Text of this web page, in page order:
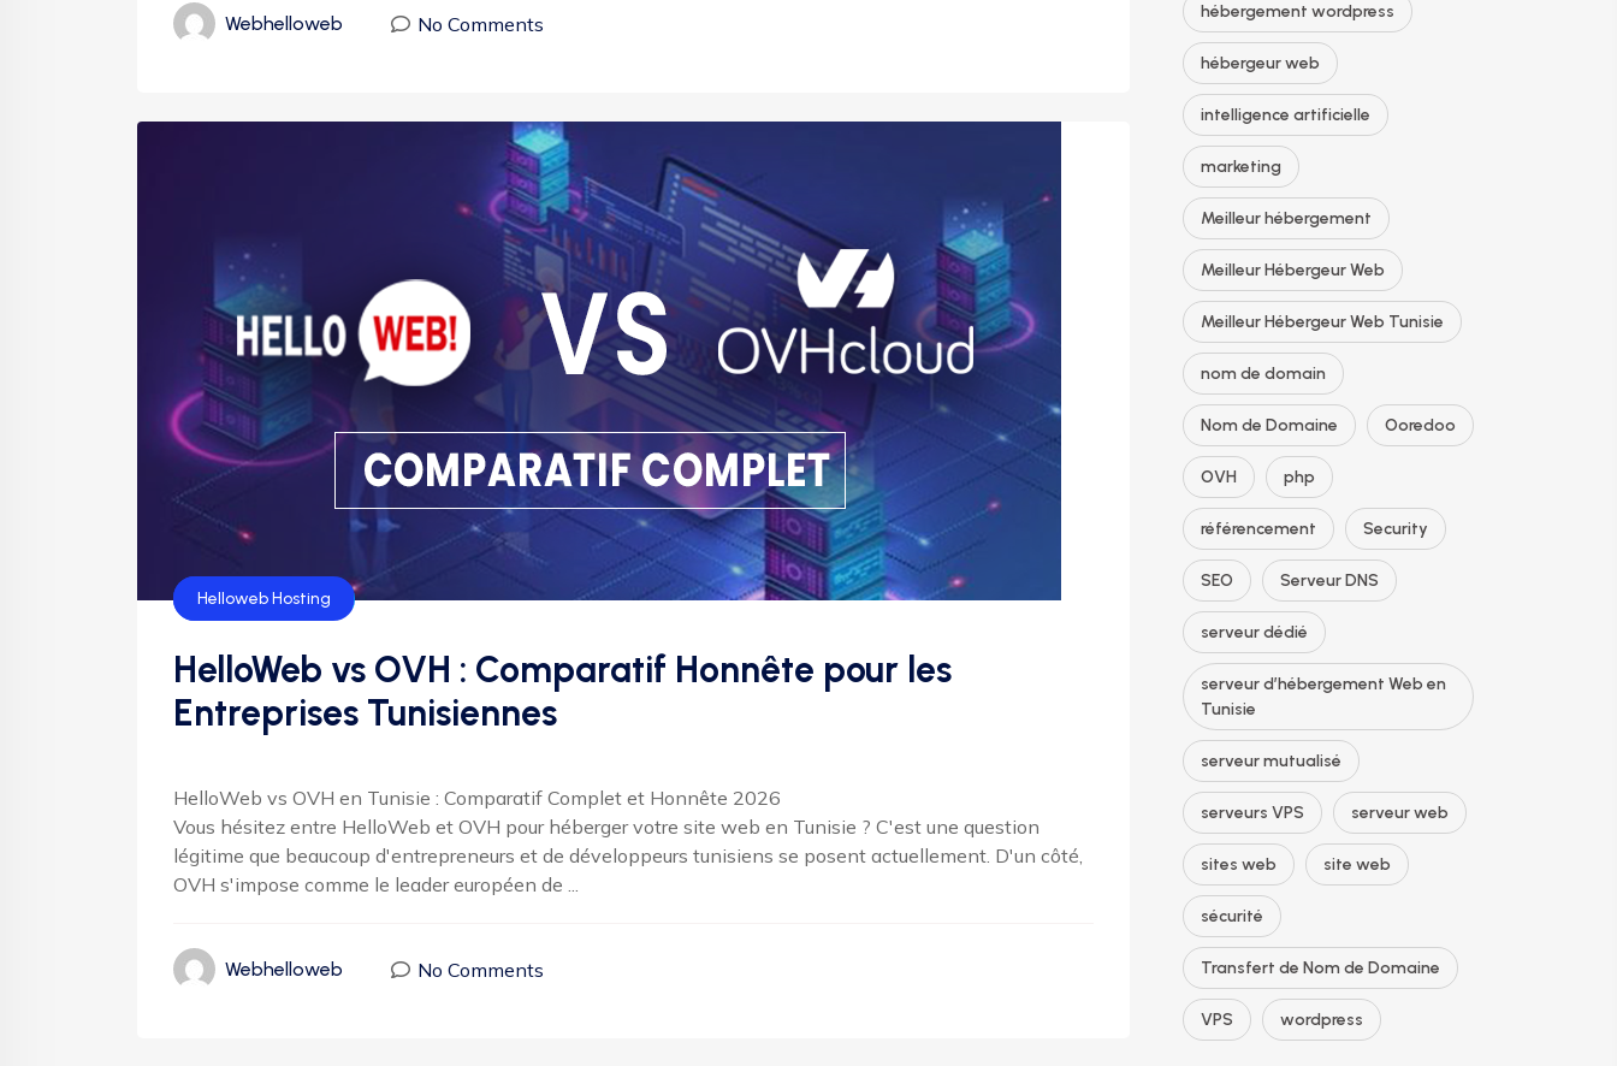
Webhelloweb No Comments
Hébergement
Helloweb Hosting
HelloWeb vs OVH : Comparatif Honnête pour les
Entreprises Tunisiennes
HelloWeb vs OVH en Tunisie : Comparatif Complet et Honnête 2026
Vous hésitez entre HelloWeb et OVH pour héberger votre site web en Tunisie ? C'est une question
légitime que beaucoup d'entrepreneurs et de développeurs tunisiens se posent actuellement. D'un côté,
OVH s'impose comme le leader européen de ...
Webhelloweb No Comments
hébergement wordpress
hébergeur web
intelligence artificielle
marketing
Meilleur hébergement
Meilleur Hébergeur Web
Meilleur Hébergeur Web Tunisie
nom de domain
Nom de Domaine Ooredoo
OVH php
référencement Security
SEO Serveur DNS
serveur dédié
serveur d’hébergement Web en
Tunisie
serveur mutualisé
serveurs VPS serveur web
sites web site web
sécurité
Transfert de Nom de Domaine
VPS wordpress